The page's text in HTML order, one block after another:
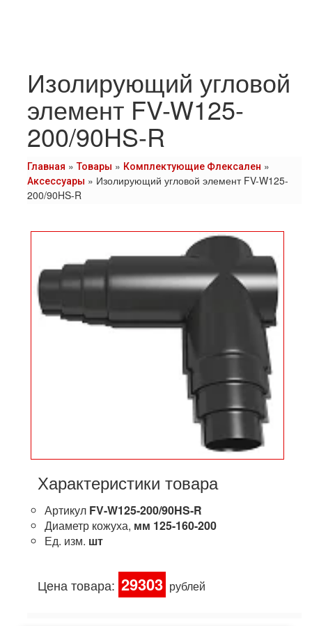
Изолирующий угловой
элемент FV-W125-
200/90HS-R
Главная »Товары » Комплектующие Флексален »
Аксессуары » Изолирующий угловой элемент FV-W125-
200/90HS-R
Характеристики товара
Артикул FV-W125-200/90HS-R
Диаметр кожуха, мм 125-160-200
Ед. изм. шт
Цена товара: 29303 рублей